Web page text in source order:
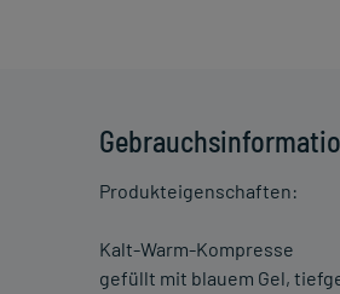
Produkteigenschaften:
Kalt-Warm-Kompresse
gefüllt mit blauem Gel,